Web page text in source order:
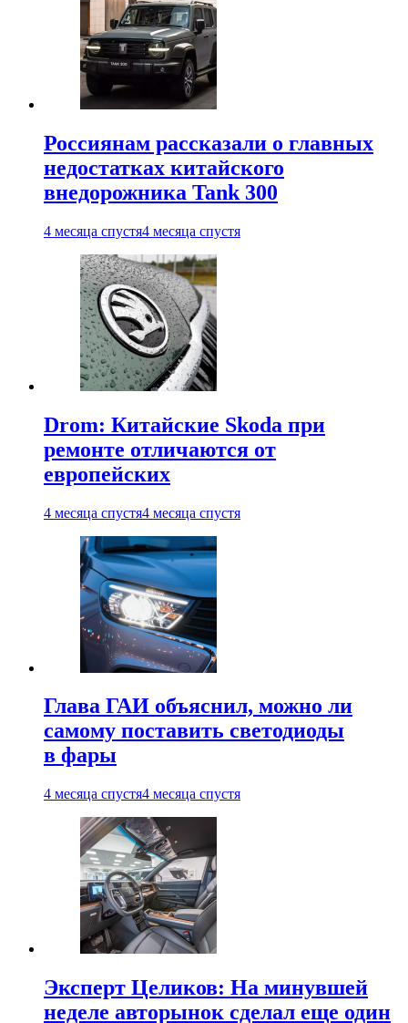
Россиянам рассказали о главных
недостатках китайского
внедорожника Tank 300
4 месяца спустя4 месяца спустя
Drom: Китайские Skoda при
ремонте отличаются от
европейских
4 месяца спустя4 месяца спустя
Глава ГАИ объяснил, можно ли
самому поставить светодиоды
в фары
4 месяца спустя4 месяца спустя
Эксперт Целиков: На минувшей
неделе авторынок сделал еще один